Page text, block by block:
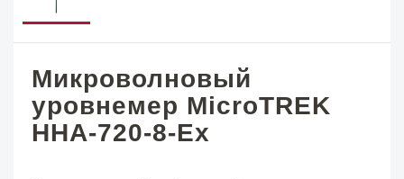
Микроволновый
уровнемер MicroTREK
HHA-720-8-Ex